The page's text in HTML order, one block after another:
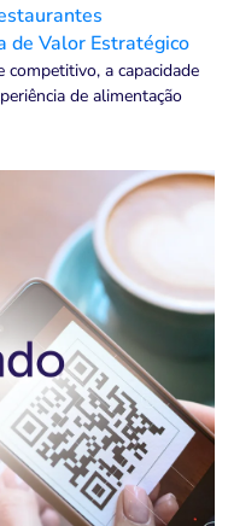
de Valor Estratégico
a capacidade
de alimentação